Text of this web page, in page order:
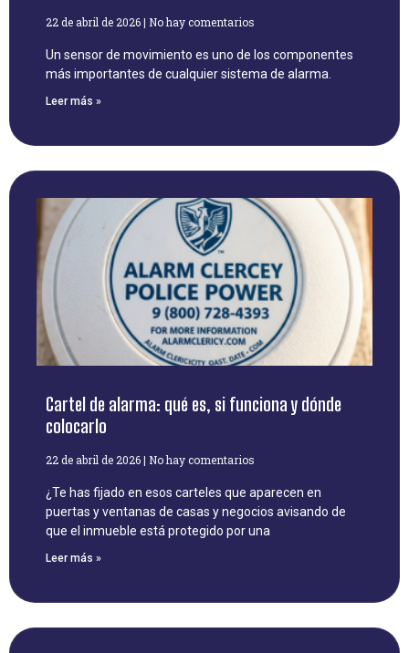
22 de abril de 2026 No hay comentarios
Un sensor de movimiento es uno de los componentes
más importantes de cualquier sistema de alarma.
Leer más »
Cartel de alarma: qué es, si funciona y dónde
colocarlo
22 de abril de 2026 No hay comentarios
¿Te has fijado en esos carteles que aparecen en
puertas y ventanas de casas y negocios avisando de
que el inmueble está protegido por una
Leer más »